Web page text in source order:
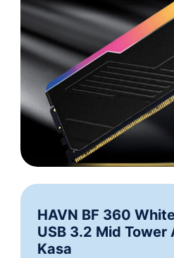
HAVN BF 360
USB 3.2 Mid Tower
Kasa